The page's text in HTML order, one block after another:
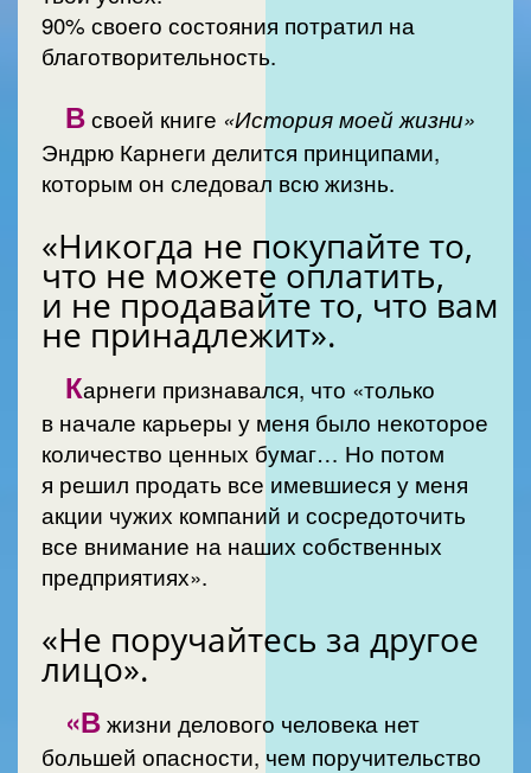
90% своего состояния потратил на
благотворительность.
Всвоей книге «История моей жизни»
Эндрю Карнеги делится принципами,
которым он следовал всю жизнь.
«Никогда не покупайте то,
что не можете оплатить,
и не продавайте то, что вам
не принадлежит».
Карнеги признавался, что «только
в начале карьеры у меня было некоторое
количество ценных бумаг… Но потом
я решил продать все имевшиеся у меня
акции чужих компаний и сосредоточить
все внимание на наших собственных
предприятиях».
«Не поручайтесь за другое
лицо».
«Вжизни делового человека нет
большей опасности, чем поручительство